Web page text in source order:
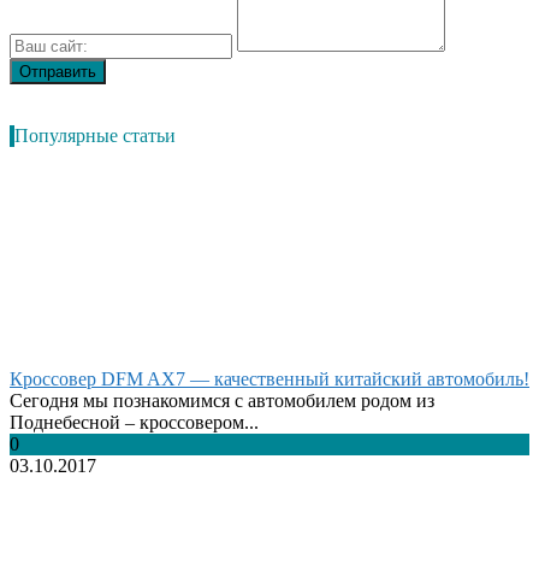
Популярные статьи
Кроссовер DFM AX7 — качественный китайский автомобиль!
Сегодня мы познакомимся с автомобилем родом из
Поднебесной – кроссовером...
0
03.10.2017